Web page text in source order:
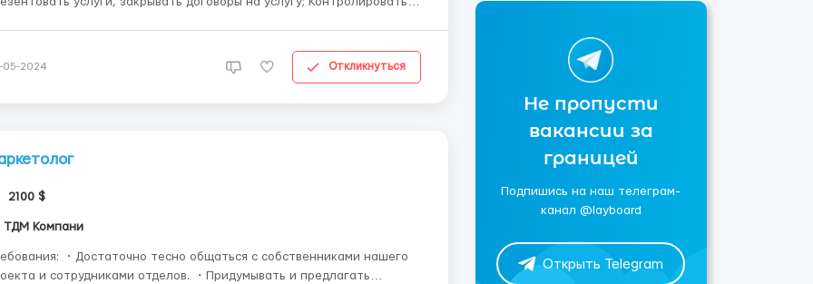
05-2024 Откликнуться
2100 $
ТДМ Компани
тесно общаться с собственниками нашего
и сотрудниками отделов. ・Придумывать и предлагать
Не пропусти
вакансии за
границей
Подпишись на наш телеграм-
канал @layboard
Открыть Telegram